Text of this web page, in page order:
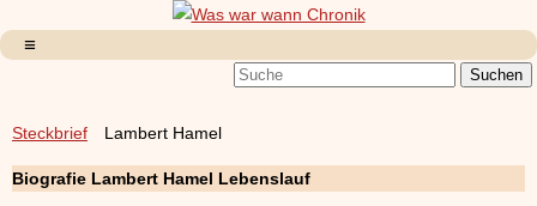
Steckbrief Lambert Hamel
Biografie Lambert Hamel Lebenslauf